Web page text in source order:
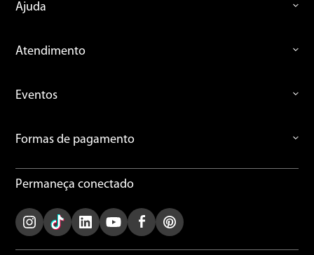
Ajuda
Atendimento
Eventos
Formas de pagamento
Permaneça conectado